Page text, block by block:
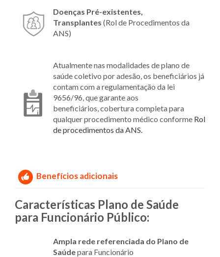
Doenças Pré-existentes,
Transplantes (Rol de Procedimentos da
ANS)
Atualmente nas modalidades de plano de
saúde coletivo por adesão, os beneficiários já
contam com a regulamentação da lei
9656/96, que garante aos
beneficiários, cobertura completa para
qualquer procedimento médico conforme Rol
de procedimentos da ANS.
Benefícios adicionais
Características Plano de Saúde
para Funcionário Público:
Ampla rede referenciada do Plano de
Saúdepara Funcionário